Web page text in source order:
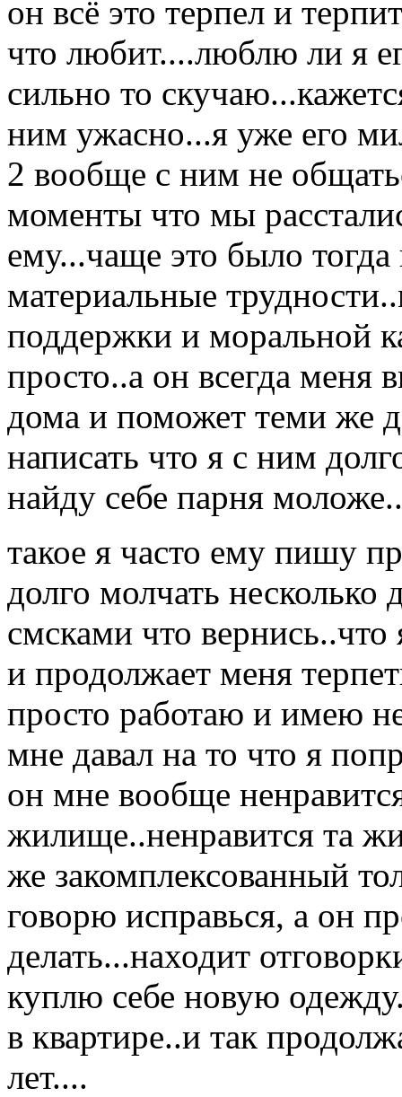
он всё это терпел и
что любит....люблю ли я
сильно то
ним ужасно...я уже его
2 вообще с ним не
моменты что мы
ему...чаще это было
материальные
поддержки и моральной
просто..а он всегда меня
дома и поможет теми же
написать что я с ним
найду себе парня
такое я часто ему пишу
долго молчать
смсками что
и продолжает меня
просто работаю и имею
мне давал на то что я
он мне вообще
жилище..ненравится та
же закомплексованный
говорю исправься, а он
делать...находит
куплю себе новую
в квартире..и так
лет....